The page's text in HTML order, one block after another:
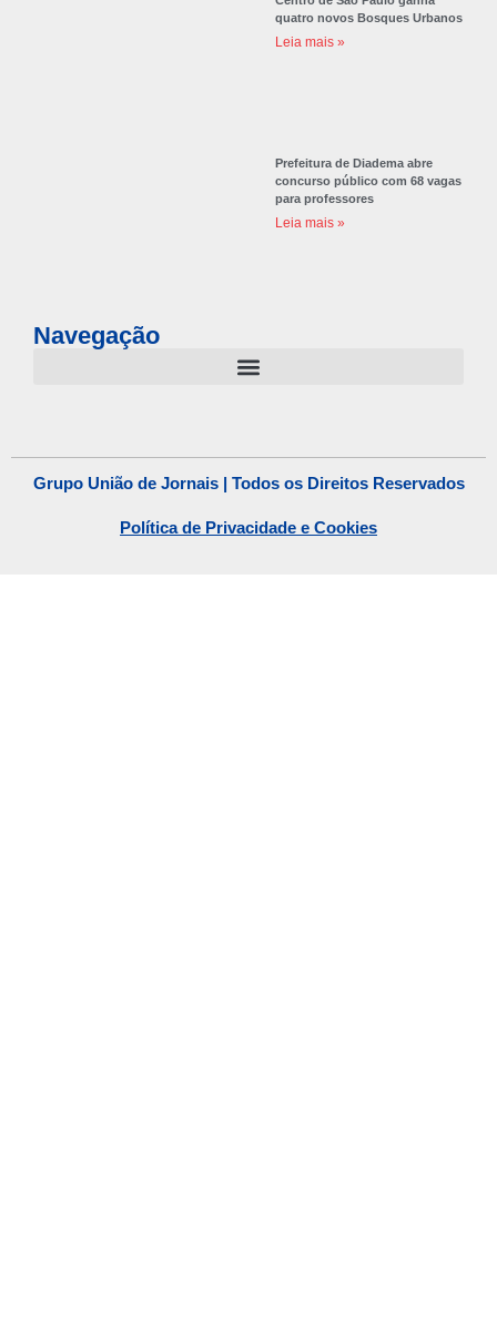
quatro novos Bosques Urbanos
Leia mais »
Prefeitura de Diadema abre
concurso público com 68 vagas
para professores
Leia mais »
Navegação
Grupo União de Jornais | Todos os Direitos Reservados
Política de Privacidade e Cookies